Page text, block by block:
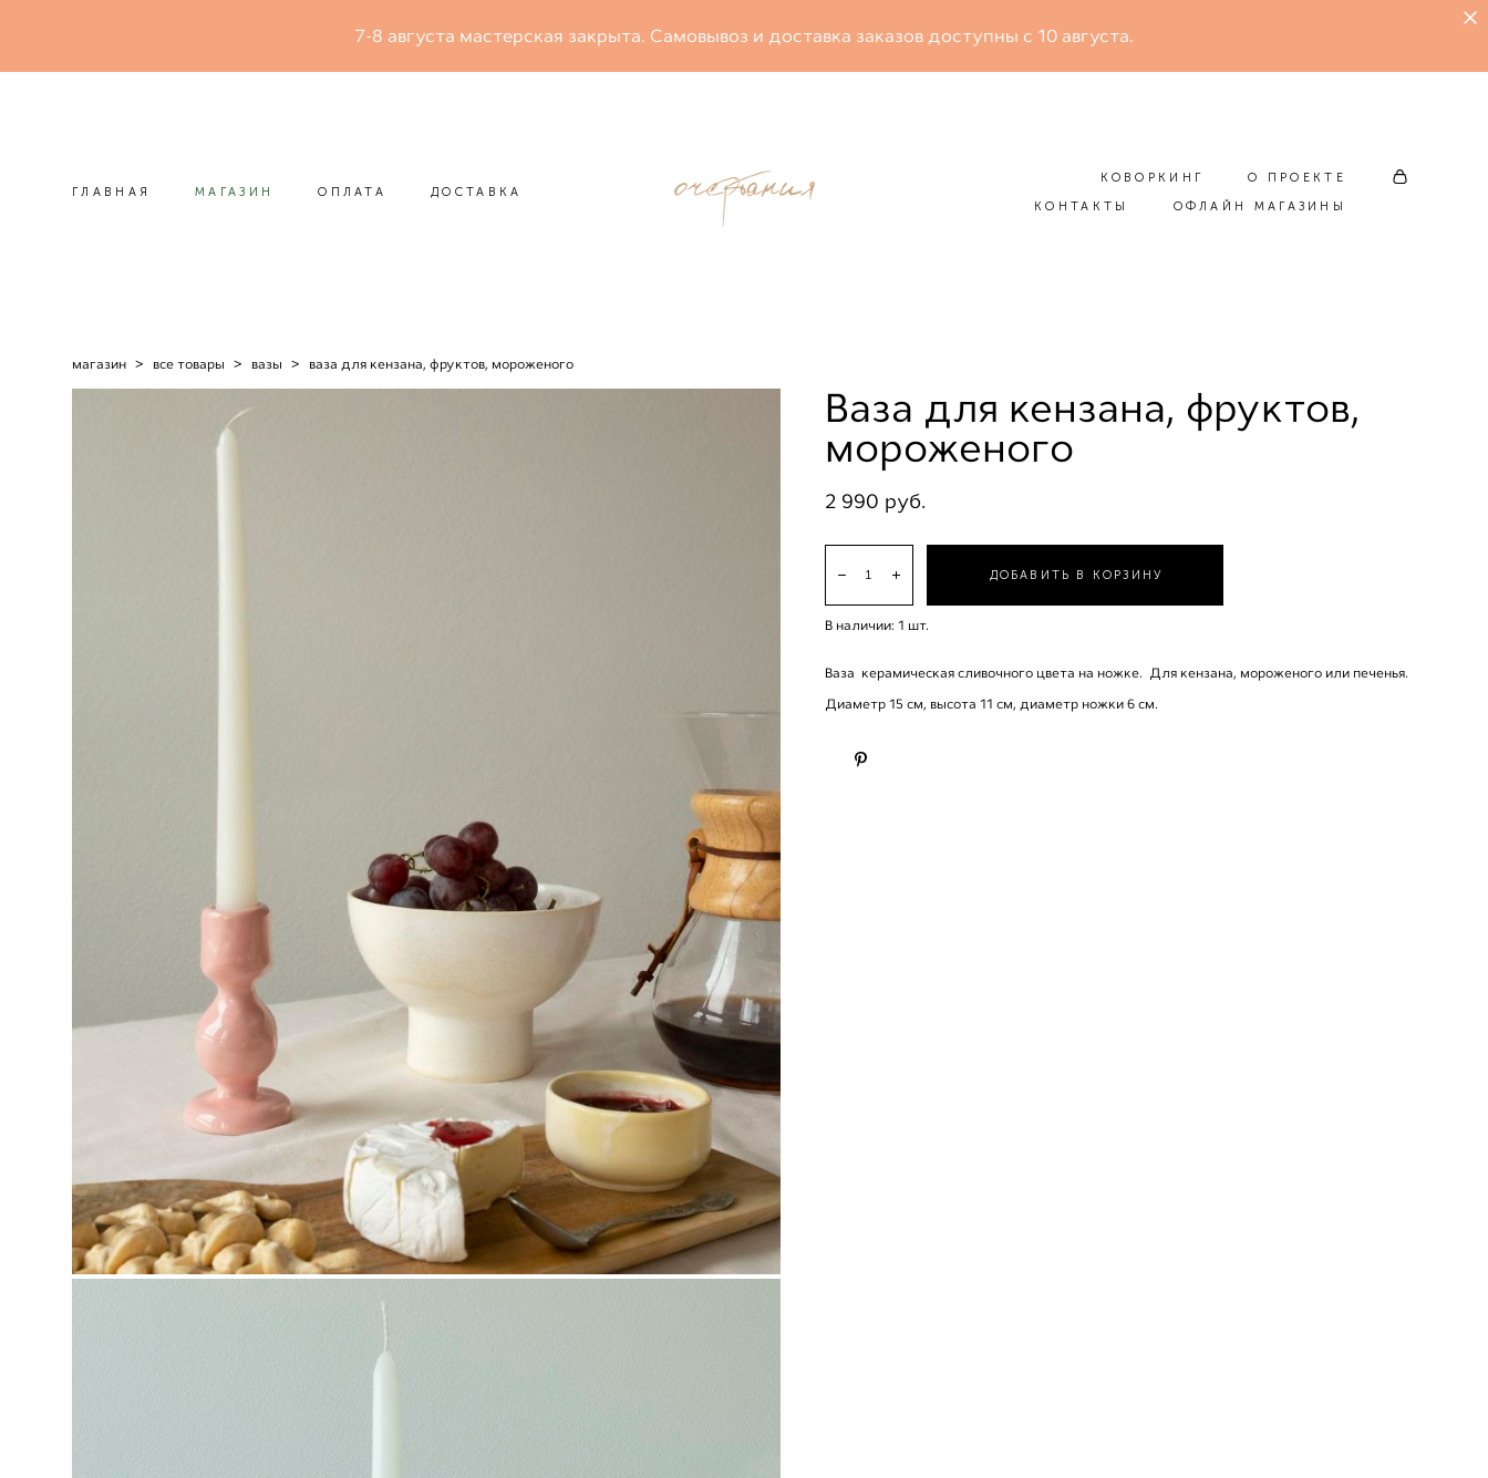
7-8 августа мастерская закрыта. Самовывоз и доставка заказов доступны с 10 августа.
ГЛАВНАЯ МАГАЗИН ОПЛАТА ДОСТАВКА
КОВОРКИНГ
О ПРОЕКТЕ
КОНТАКТЫ
ОФЛАЙН МАГАЗИНЫ
магазин > все товары > вазы > ваза для кензана, фруктов, мороженого
Ваза для кензана, фруктов,
мороженого
2 990 pуб.
В наличии: 1 шт.
ДОБАВИТЬ В КОРЗИНУ
Ваза керамическая сливочного цвета на ножке. Для кензана, мороженого или печенья.
Диаметр 15 см, высота 11 см, диаметр ножки 6 см.